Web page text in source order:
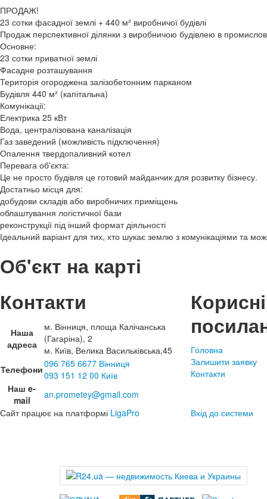
ПРОДАЖ!
23 сотки фасадної землі + 440 м² виробничої будівлі
Продаж перспективної ділянки з виробничою будівлею в
Основне:
23 сотки приватної землі
Фасадне розташування
Територія огороджена залізобетонним парканом
Будівля 440 м² (капітальна)
Комунікації:
Електрика 25 кВт
Вода, централізована каналізація
Газ заведений (можливість підключення)
Опалення твердопаливний котел
Перевага об'єкта:
Це не просто будівля це готовий майданчик для розвитку бізнесу.
Достатньо місця для:
добудови складів або виробничих приміщень
облаштування логістичної бази
реконструкції під інший формат діяльності
Ідеальний варіант для тих, хто шукає землю з комунікаціями та
Об'єкт на карті
Контакти
Наша
адреса
м. Вінниця, площа Калічанська
(Гагаріна), 2
м. Київ, Велика Васильківська,45
Телефони096 765 6677 Вінниця
093 151 12 00 Київ
Наш e-
mail
an.prometey@gmail.com
Корисні
Головна
Залишити заявку
Контакти
Сайт працює на платформі LigaPro Вхід до системи